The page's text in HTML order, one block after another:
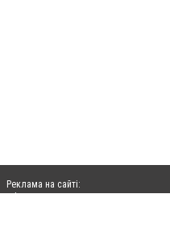
Реклама на сайті: